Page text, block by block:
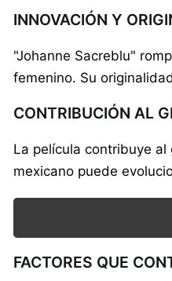
INNOVACIÓN Y
"Johanne Sacreblu"
femenino. Su
CONTRIBUCIÓN AL
La película contribuye
mexicano puede
FACTORES QUE